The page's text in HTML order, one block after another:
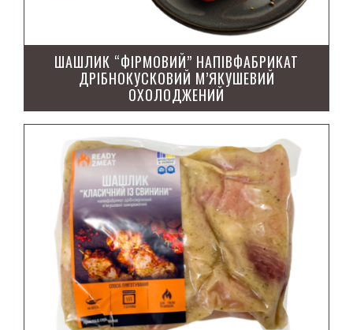
Мiтболи
Стейки мариновані охолодженi
Фарш заморожений
Фрикадельки
Чiвапчiчi
Шашлик заморожений
ШАШЛИК “ФІРМОВИЙ” НАПІВФАБРИКАТ
ДРІБНОКУСКОВИЙ М’ЯКУШЕВИЙ
ОХОЛОДЖЕНИЙ